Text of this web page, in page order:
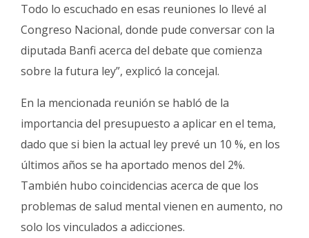
Todo lo escuchado en esas reuniones lo llevé al
Congreso Nacional, donde pude conversar con la
diputada Banfi acerca del debate que comienza
sobre la futura ley”, explicó la concejal.
En la mencionada reunión se habló de la
importancia del presupuesto a aplicar en el tema,
dado que si bien la actual ley prevé un 10 %, en los
últimos años se ha aportado menos del 2%.
También hubo coincidencias acerca de que los
problemas de salud mental vienen en aumento, no
solo los vinculados a adicciones.